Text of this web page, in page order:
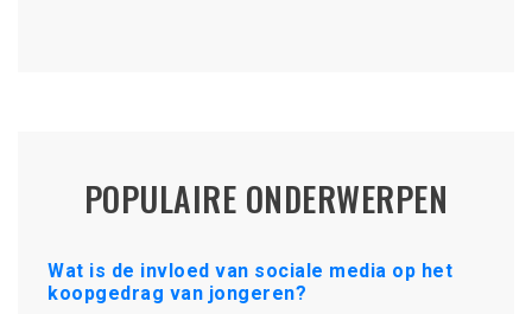
POPULAIRE ONDERWERPEN
Wat is de invloed van sociale media op het
koopgedrag van jongeren?